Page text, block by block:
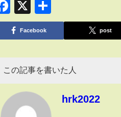
Facebook
X
有
Facebook post
この記事を書いた人
hrk2022